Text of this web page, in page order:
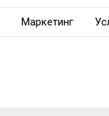
Маркетинг